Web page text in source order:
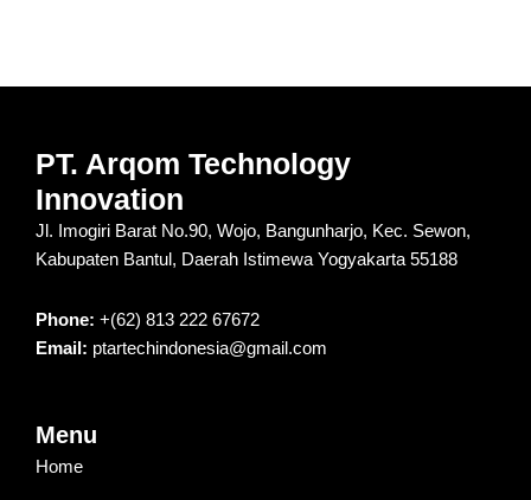
PT. Arqom Technology
Innovation
Jl. Imogiri Barat No.90, Wojo, Bangunharjo, Kec. Sewon,
Kabupaten Bantul, Daerah Istimewa Yogyakarta 55188
Phone: +(62) 813 222 67672
Email: ptartechindonesia@gmail.com
Menu
Home